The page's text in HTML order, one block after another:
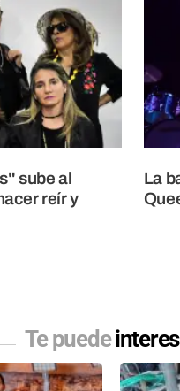
sube al
reír y
La
Te puede